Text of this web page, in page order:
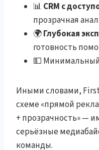
📊 CRM с
прозрачная
🌍Глубокая
готовность
💵
Иными словами, First
схеме «прямой
+ прозрачность» —
серьёзные
команды.